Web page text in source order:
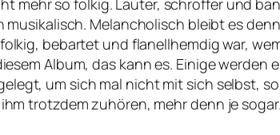
mehr so folkig. Lauter, schroffer und
Melancholisch bleibt es
bebartet und flanellhemdig war,
Album, das kann es. Einige
um sich mal nicht mit sich selbst,
trotzdem zuhören, mehr denn je